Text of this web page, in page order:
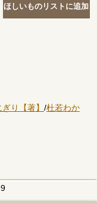
り【著】 /杜若わか